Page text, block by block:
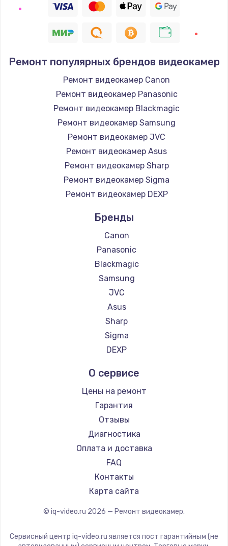
Замена вебкамеры
Заказать
Замена микрофона
от 550 руб.
Заказать
Чистка от пыли
от 990 руб.
Заказать
Настройка Wi-Fi
от 1030 руб.
Заказать
Замена звуковой карты
от 1100 руб.
Заказать
Ремонт цепей питания
от 2500 руб.
Заказать
Замена шлейфа матрицы
Заказать
Замена материнской платы
от 1330 руб.
Заказать
Замена видеочипа
от 2745 руб.
Заказать
от 725 руб.
Ремонт популярных брендов видеокамер
Ремонт видеокамер Canon
Ремонт видеокамер Panasonic
Ремонт видеокамер Blackmagic
Ремонт видеокамер Samsung
Ремонт видеокамер JVC
Ремонт видеокамер Asus
Ремонт видеокамер Sharp
Ремонт видеокамер Sigma
Ремонт видеокамер DEXP
Бренды
Canon
Panasonic
Blackmagic
Samsung
JVC
Asus
Sharp
Sigma
DEXP
О сервисе
Цены на ремонт
Гарантия
Отзывы
Диагностика
Оплата и доставка
FAQ
Контакты
Карта сайта
© iq-video.ru 2026 — Ремонт видеокамер.
Сервисный центр iq-video.ru является пост гарантийным (не